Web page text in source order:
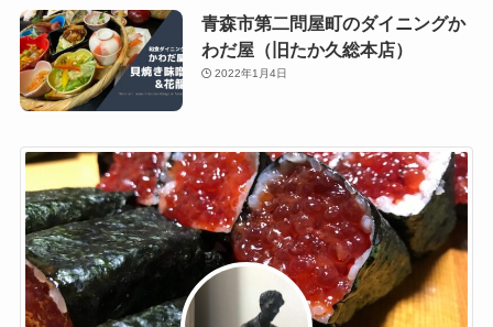
青森市第二問屋町のダイニングか
わだ屋（旧たか久総本店）
2022年1月4日